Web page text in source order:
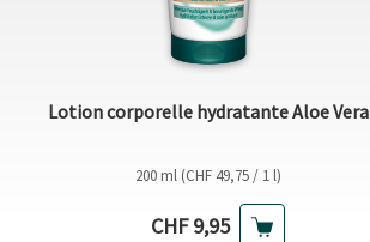
Lotion corporelle hydratante Aloe Vera
200 ml (CHF 49,75 / 1 l)
Prix actuel
CHF 9,95